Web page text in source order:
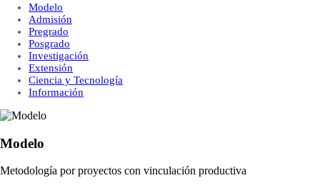
Modelo
Admisión
Pregrado
Posgrado
Investigación
Extensión
Ciencia y Tecnología
Información
Modelo
Metodología por proyectos con vinculación productiva